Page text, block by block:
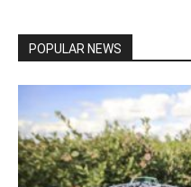
POPULAR NEWS